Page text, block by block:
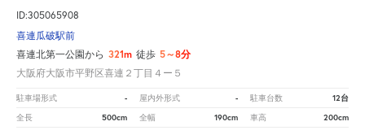
ID:305065908
喜連瓜破駅前
喜連北第一公園から 321m 徒歩 5～8分
大阪府大阪市平野区喜連２丁目４ー５
駐車場形式 - 屋内外形式 - 駐車台数 12台
全長 500cm 全幅 190cm 車高 200cm